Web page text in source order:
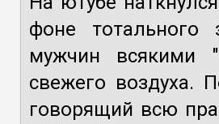
фоне тотального
мужчин всякими
свежего воздуха.
говорящий всю